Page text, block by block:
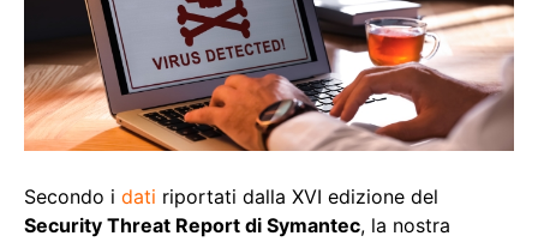
Secondo i dati riportati dalla XVI edizione del
Security Threat Report di Symantec, la nostra